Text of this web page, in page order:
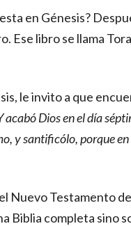
en Génesis?
Ese libro se llama
le invito a que
acabó Dios en el día
y santificólo, porque
Nuevo Testamento
Biblia completa sino